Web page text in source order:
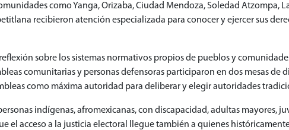
como Yanga, Orizaba, Ciudad Mendoza, Soledad Atzompa,
recibieron atención especializada para conocer y ejercer sus
sobre los sistemas normativos propios de pueblos y
comunitarias y personas defensoras participaron en dos mesas de
como máxima autoridad para deliberar y elegir autoridades
indígenas, afromexicanas, con discapacidad, adultas mayores,
el acceso a la justicia electoral llegue también a quienes